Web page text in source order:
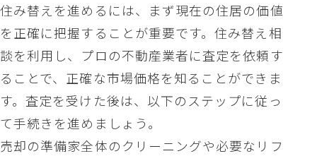
住み替えを進めるには、まず現在の住居の価値
を正確に把握することが重要です。住み替え相
談を利用し、プロの不動産業者に査定を依頼す
ることで、正確な市場価格を知ることができま
す。査定を受けた後は、以下のステップに従っ
て手続きを進めましょう。
売却の準備家全体のクリーニングや必要なリフ